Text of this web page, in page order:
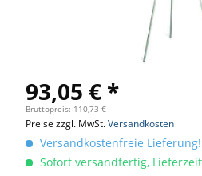
93,05 € *
Bruttopreis: 110,73 €
Preise zzgl. MwSt.Versandkosten
Versandkostenfreie Lieferung!
Sofort versandfertig,